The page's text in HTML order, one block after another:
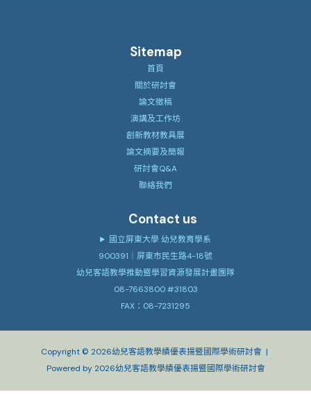
Sitemap
首頁
關於研討會
論文徵稿
演講及工作坊
創新教材教具展
論文摘要及簡報
研討會Q&A
聯絡我們
Contact us
國立屏東大學 幼兒教育學系
900391｜屏東市民生路4-18號
幼兒客語教學推動暨學習資源發展計畫團隊
08-7663800 #31803
FAX：08-7231295
Copyright © 2026幼兒客語教學績優表揚暨國際學術研討會 |
Powered by 2026幼兒客語教學績優表揚暨國際學術研討會